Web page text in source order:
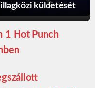
küldetését
1 Hot Punch